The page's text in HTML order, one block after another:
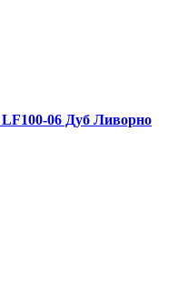
06 Дуб Ливорно